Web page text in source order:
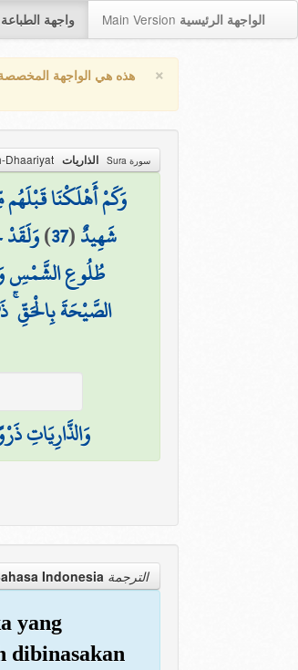
واجهة الطباعة Main Version الواجهة الرئيسية
× هذه هي الواجهة
سورة Sura الذاريات
وَكَمْ أَهْلَكْنَا
شَهِيدٌ(
37
)
طُلُوعِ الشَّمْسِ
الصَّيْحَةَ بِالْحَقِّ
وَالذَّارِيَاتِ
الترجمة Translation Indonesia
yang
dibinasakan